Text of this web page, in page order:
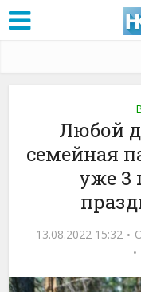
Любой
семейная
уже 3
13.08.2022 15:32